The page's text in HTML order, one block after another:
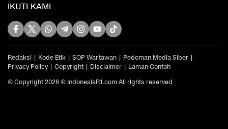
IKUTI KAMI
Redaksi Kode Etik SOP Wartawan
Pedoman Media Siber
Privacy Policy
Copyright Disclaimer
Laman Contoh
© Copyright 2026 © IndonesiaR1.com All rights reserved